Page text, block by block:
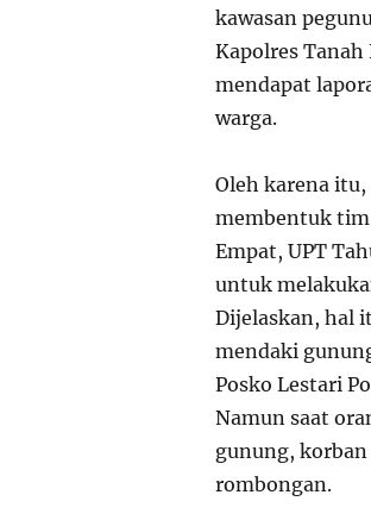
kawasan
Kapolres Tanah
mendapat
warga.
Oleh karena
membentuk tim
Empat, UPT
untuk
Dijelaskan, hal
mendaki
Posko Lestari
Namun saat
gunung,
rombongan.